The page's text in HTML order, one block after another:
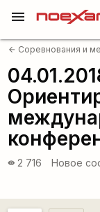
menu
arrow_back Соревнования и
visibility 2 716 Новое